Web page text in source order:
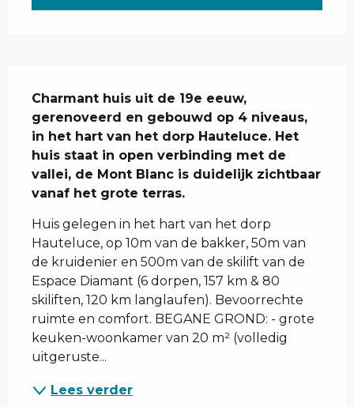
Charmant huis uit de 19e eeuw,
gerenoveerd en gebouwd op 4 niveaus,
in het hart van het dorp Hauteluce. Het
huis staat in open verbinding met de
vallei, de Mont Blanc is duidelijk zichtbaar
vanaf het grote terras.
Huis gelegen in het hart van het dorp
Hauteluce, op 10m van de bakker, 50m van
de kruidenier en 500m van de skilift van de
Espace Diamant (6 dorpen, 157 km & 80
skiliften, 120 km langlaufen). Bevoorrechte
ruimte en comfort. BEGANE GROND: - grote
keuken-woonkamer van 20 m² (volledig
uitgeruste...
Lees verder